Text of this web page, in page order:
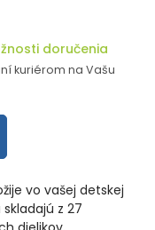
doručenia
kuriérom na Vašu
vo vašej detskej
z 27